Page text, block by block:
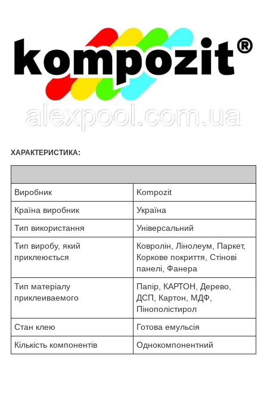
ХАРАКТЕРИСТИКА:
Виробник
Kompozit
Країна виробник
Україна
Тип використання
Універсальний
Тип виробу, який
приклеюється
Ковролін, Лінолеум, Паркет,
Коркове покриття, Стінові
панелі, Фанера
Тип матеріалу
приклеиваемого
Папір, КАРТОН, Дерево,
ДСП, Картон, МДФ,
Пінополістирол
Стан клею
Готова емульсія
Кількість компонентів
Однокомпонентний